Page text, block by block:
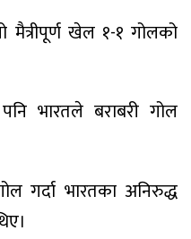
मैत्रीपूर्ण खेल १-१ गोलको
भारतले बराबरी गोल
गर्दा भारतका अनिरुद्ध